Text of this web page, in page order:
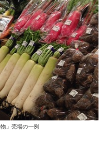
」売場の一例